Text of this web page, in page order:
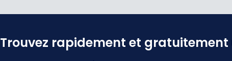
Trouvez rapidement et